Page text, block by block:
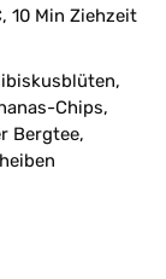
10 Min Ziehzeit
Chips,
Bergtee,